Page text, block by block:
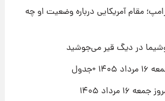
تند قیمت محصولات ایران‌خودرو و سایپا
پنجشنبه ۱۵ مرداد ۱۴۰۵ +جدول
مقام آمریکایی درباره وضعیت او چه
در دیگ قیر می‌جوشید
مرداد ۱۴۰۵